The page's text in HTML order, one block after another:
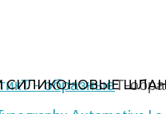
СИЛИКОНОВЫЕ
Т - образныеТ-